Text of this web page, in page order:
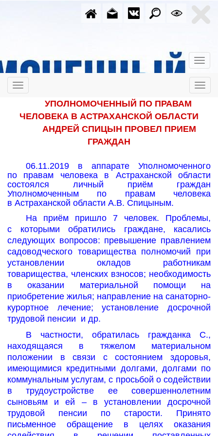
УПОЛНОМОЧЕННЫЙ ПО ПРАВАМ
ЧЕЛОВЕКА В АСТРАХАНСКОЙ ОБЛАСТИ
АНДРЕЙ СПИЦЫН ПРОВЕЛ ПРИЕМ
ГРАЖДАН
06.11.2019 в аппарате Уполномоченного
по правам человека в Астраханской области
состоялся личный приём граждан
Уполномоченным по правам человека
в Астраханской области А.В. Спицыным.
На приём пришло 7 человек. Проблемы,
с которыми обратились граждане, касались
следующих вопросов: превышение правлением
садоводческого товарищества полномочий при
установлении окладов работникам
товарищества, членских взносов; необходимость
в оказании материальной помощи на
приобретение жилья; направление на санаторно-
курортное лечение; установление досрочной
трудовой пенсии и др.
В частности, обратилась гражданка С.,
находящаяся в тяжелом материальном
положении в связи с состоянием здоровья,
имеющимися кредитными долгами, долгами по
коммунальным услугам, с просьбой о содействии
в трудоустройстве ее совершеннолетним
сыновьям и ей – в установлении досрочной
трудовой пенсии по старости. Принято
письменное обращение в целях оказания